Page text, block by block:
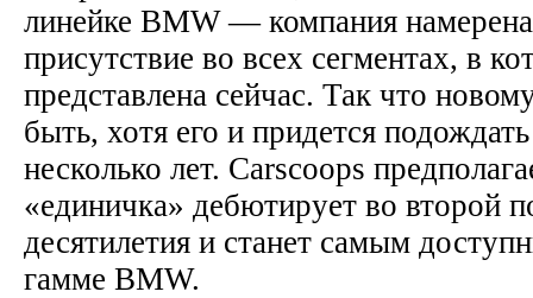
линейке BMW — компания
присутствие во всех сегментах, в
представлена сейчас. Так что
быть, хотя его и придется
несколько лет. Carscoops
«единичка» дебютирует во второй
десятилетия и станет самым
гамме BMW.